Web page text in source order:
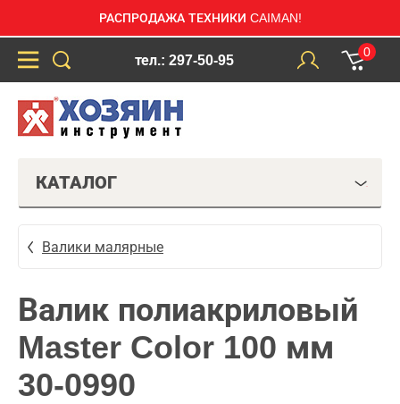
РАСПРОДАЖА ТЕХНИКИ CAIMAN!
тел.: 297-50-95
0
КАТАЛОГ
Валики малярные
Валик полиакриловый
Master Color 100 мм
30-0990